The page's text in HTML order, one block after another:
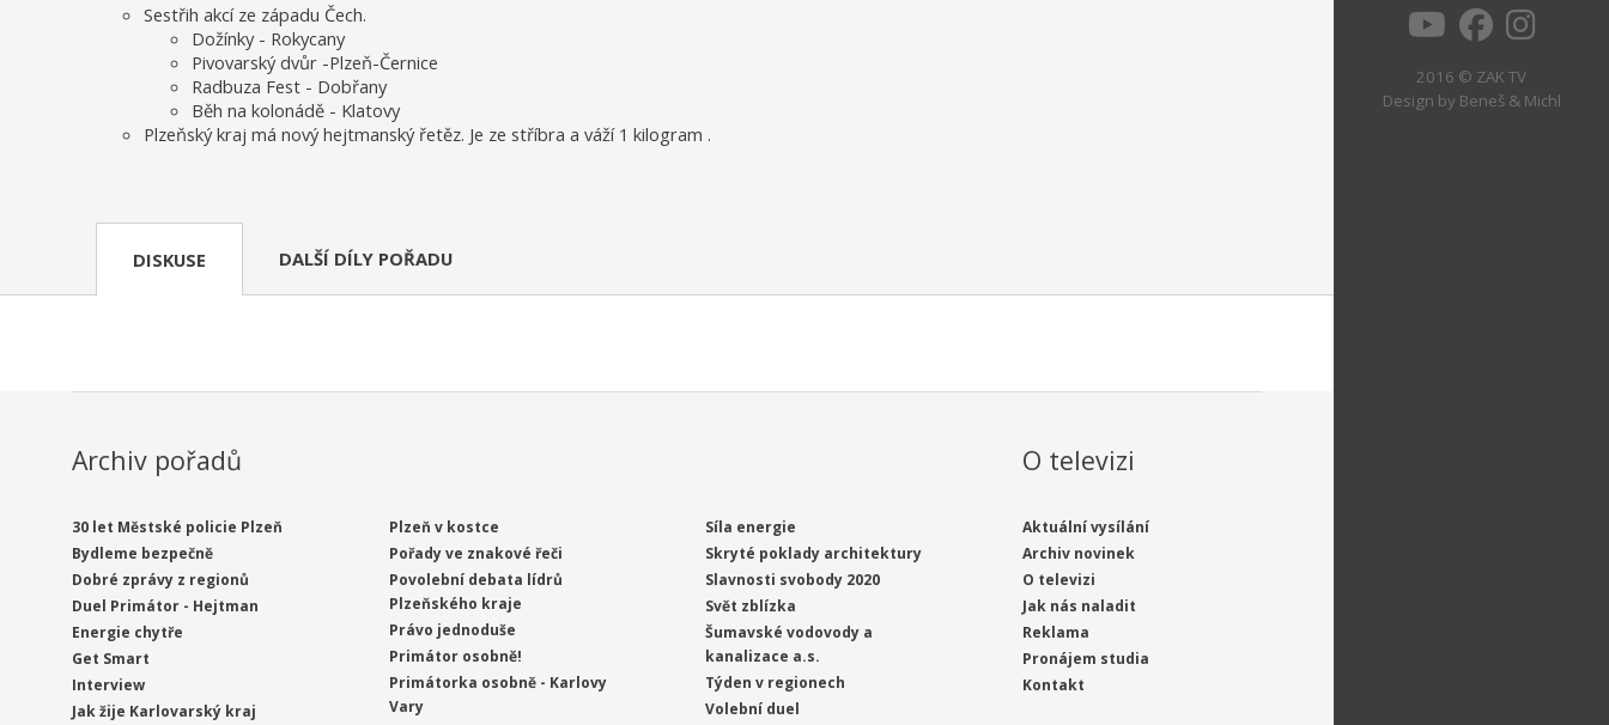
2016 © ZAK TV
Design by Beneš & Michl
Sestřih akcí ze západu Čech.
Dožínky - Rokycany
Pivovarský dvůr -Plzeň-Černice
Radbuza Fest - Dobřany
Běh na kolonádě - Klatovy
Plzeňský kraj má nový hejtmanský řetěz. Je ze stříbra a váží 1 kilogram .
DISKUSE DALŠÍ DÍLY POŘADU
Archiv pořadů
30 let Městské policie Plzeň
Bydleme bezpečně
Dobré zprávy z regionů
Duel Primátor - Hejtman
Energie chytře
Get Smart
Interview
Jak žije Karlovarský kraj
Plzeň v kostce
Pořady ve znakové řeči
Povolební debata lídrů
Plzeňského kraje
Právo jednoduše
Primátor osobně!
Primátorka osobně - Karlovy
Vary
Síla energie
Skryté poklady architektury
Slavnosti svobody 2020
Svět zblízka
Šumavské vodovody a
kanalizace a.s.
Týden v regionech
Volební duel
O televizi
Aktuální vysílání
Archiv novinek
O televizi
Jak nás naladit
Reklama
Pronájem studia
Kontakt